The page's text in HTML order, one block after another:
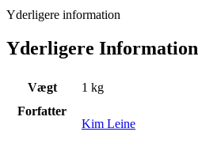
Yderligere information
Yderligere Information
Vægt
1 kg
Forfatter
Kim Leine